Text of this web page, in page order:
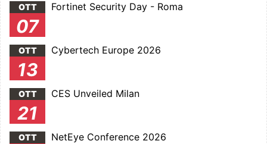
OTT
07
Fortinet Security Day - Roma
OTT
13
Cybertech Europe 2026
OTT
21
CES Unveiled Milan
OTT NetEye Conference 2026